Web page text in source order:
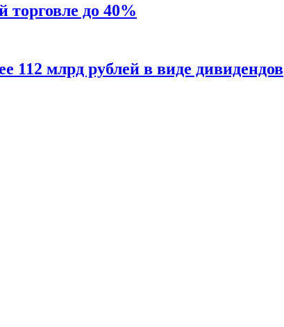
до 40%
млрд рублей в виде дивидендов